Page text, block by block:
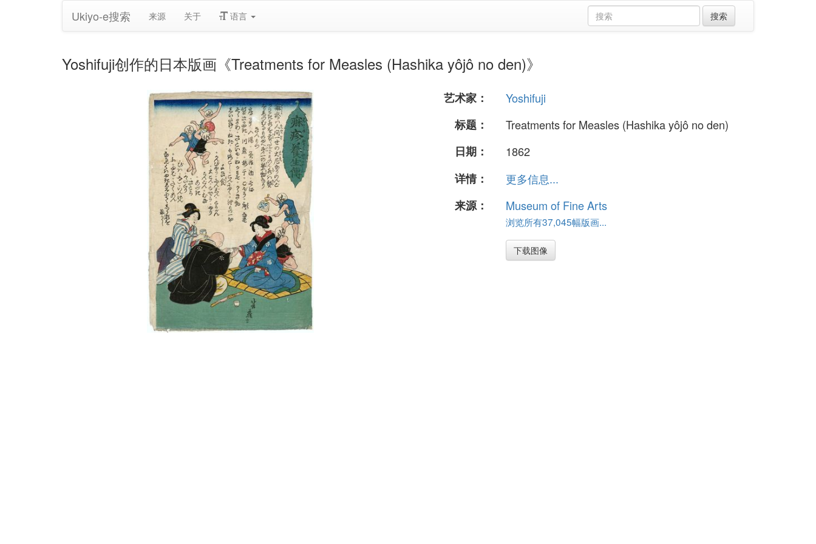
Ukiyo-e搜索 来源 关于 语言
Yoshifuji创作的日本版画《Treatments for Measles (Hashika yôjô no den)》
艺术家：
Yoshifuji
标题：
Treatments for Measles (Hashika yôjô no den)
日期：
1862
详情：
更多信息...
来源：
Museum of Fine Arts
浏览所有37,045幅版画...
下载图像